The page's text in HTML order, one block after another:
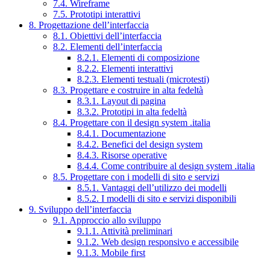
7.4. Wireframe
7.5. Prototipi interattivi
8. Progettazione dell’interfaccia
8.1. Obiettivi dell’interfaccia
8.2. Elementi dell’interfaccia
8.2.1. Elementi di composizione
8.2.2. Elementi interattivi
8.2.3. Elementi testuali (microtesti)
8.3. Progettare e costruire in alta fedeltà
8.3.1. Layout di pagina
8.3.2. Prototipi in alta fedeltà
8.4. Progettare con il design system .italia
8.4.1. Documentazione
8.4.2. Benefici del design system
8.4.3. Risorse operative
8.4.4. Come contribuire al design system .italia
8.5. Progettare con i modelli di sito e servizi
8.5.1. Vantaggi dell’utilizzo dei modelli
8.5.2. I modelli di sito e servizi disponibili
9. Sviluppo dell’interfaccia
9.1. Approccio allo sviluppo
9.1.1. Attività preliminari
9.1.2. Web design responsivo e accessibile
9.1.3. Mobile first